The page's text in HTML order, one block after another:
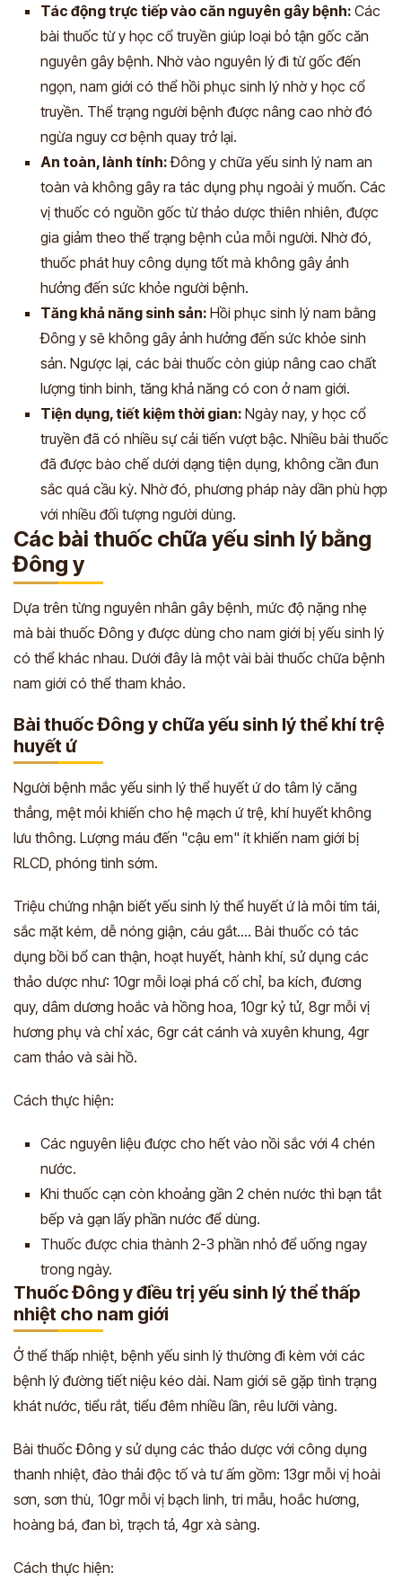
Tác động trực tiếp vào căn nguyên gây bệnh: Các
bài thuốc từ y học cổ truyền giúp loại bỏ tận gốc căn
nguyên gây bệnh. Nhờ vào nguyên lý đi từ gốc đến
ngọn, nam giới có thể hồi phục sinh lý nhờ y học cổ
truyền. Thể trạng người bệnh được nâng cao nhờ đó
ngừa nguy cơ bệnh quay trở lại.
An toàn, lành tính:Đông y chữa yếu sinh lý nam an
toàn và không gây ra tác dụng phụ ngoài ý muốn. Các
vị thuốc có nguồn gốc từ thảo dược thiên nhiên, được
gia giảm theo thể trạng bệnh của mỗi người. Nhờ đó,
thuốc phát huy công dụng tốt mà không gây ảnh
hưởng đến sức khỏe người bệnh.
Tăng khả năng sinh sản: Hồi phục sinh lý nam bằng
Đông y sẽ không gây ảnh hưởng đến sức khỏe sinh
sản. Ngược lại, các bài thuốc còn giúp nâng cao chất
lượng tinh binh, tăng khả năng có con ở nam giới.
Tiện dụng, tiết kiệm thời gian: Ngày nay, y học cổ
truyền đã có nhiều sự cải tiến vượt bậc. Nhiều bài thuốc
đã được bào chế dưới dạng tiện dụng, không cần đun
sắc quá cầu kỳ. Nhờ đó, phương pháp này dần phù hợp
với nhiều đối tượng người dùng.
Các bài thuốc chữa yếu sinh lý bằng
Đông y
Dựa trên từng nguyên nhân gây bệnh, mức độ nặng nhẹ
mà bài thuốc Đông y được dùng cho nam giới bị yếu sinh lý
có thể khác nhau. Dưới đây là một vài bài thuốc chữa bệnh
nam giới có thể tham khảo.
Bài thuốc Đông y chữa yếu sinh lý thể khí trệ
huyết ứ
Người bệnh mắc yếu sinh lý thể huyết ứ do tâm lý căng
thẳng, mệt mỏi khiến cho hệ mạch ứ trệ, khí huyết không
lưu thông. Lượng máu đến "cậu em" ít khiến nam giới bị
RLCD, phóng tinh sớm.
Triệu chứng nhận biết yếu sinh lý thể huyết ứ là môi tím tái,
sắc mặt kém, dễ nóng giận, cáu gắt…. Bài thuốc có tác
dụng bồi bổ can thận, hoạt huyết, hành khí, sử dụng các
thảo dược như: 10gr mỗi loại phá cố chỉ, ba kích, đương
quy, dâm dương hoắc và hồng hoa, 10gr kỷ tử, 8gr mỗi vị
hương phụ và chỉ xác, 6gr cát cánh và xuyên khung, 4gr
cam thảo và sài hồ.
Cách thực hiện:
Các nguyên liệu được cho hết vào nồi sắc với 4 chén
nước.
Khi thuốc cạn còn khoảng gần 2 chén nước thì bạn tắt
bếp và gạn lấy phần nước để dùng.
Thuốc được chia thành 2-3 phần nhỏ để uống ngay
trong ngày.
Thuốc Đông y điều trị yếu sinh lý thể thấp
nhiệt cho nam giới
Ở thể thấp nhiệt, bệnh yếu sinh lý thường đi kèm với các
bệnh lý đường tiết niệu kéo dài. Nam giới sẽ gặp tình trạng
khát nước, tiểu rắt, tiểu đêm nhiều lần, rêu lưỡi vàng.
Bài thuốc Đông y sử dụng các thảo dược với công dụng
thanh nhiệt, đào thải độc tố và tư ấm gồm: 13gr mỗi vị hoài
sơn, sơn thù, 10gr mỗi vị bạch linh, tri mẫu, hoắc hương,
hoàng bá, đan bì, trạch tả, 4gr xà sàng.
Cách thực hiện: